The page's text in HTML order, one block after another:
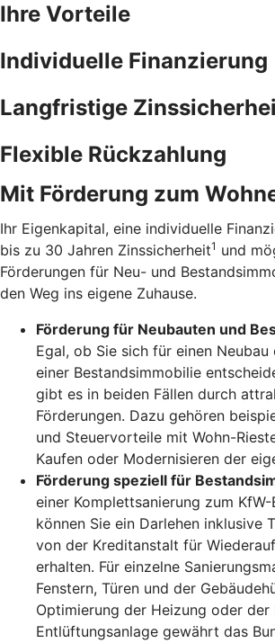
Ihre Vorteile
Individuelle Finanzierung
Langfristige
Flexible Rückzahlung
Mit Förderung zum
Ihr Eigenkapital, eine individuelle
bis zu 30 Jahren Zinssicherheit1 und
Förderungen für Neu- und
den Weg ins eigene Zuhause.
Förderung für Neubauten und
Egal, ob Sie sich für einen
einer Bestandsimmobilie
gibt es in beiden Fällen durch
Förderungen. Dazu gehören
und Steuervorteile mit Wohn-
Kaufen oder Modernisieren der
Förderung speziell für
einer Komplettsanierung zum
können Sie ein Darlehen inklusive
von der Kreditanstalt für
erhalten. Für einzelne
Fenstern, Türen und der
Optimierung der Heizung oder der
Entlüftungsanlage gewährt das